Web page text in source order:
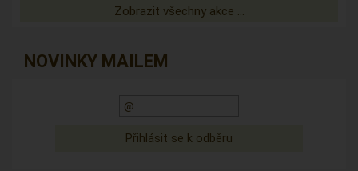
Zobrazit všechny akce ...
NOVINKY MAILEM